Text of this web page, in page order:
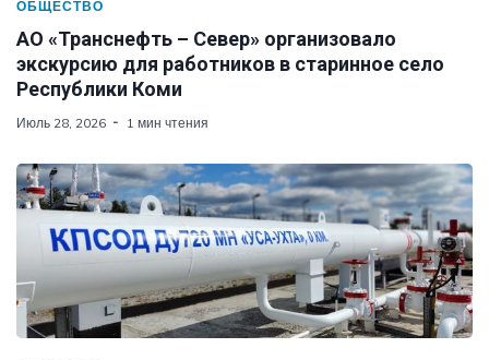
ОБЩЕСТВО
АО «Транснефть – Север» организовало
экскурсию для работников в старинное село
Республики Коми
Июль 28, 2026 1 мин чтения